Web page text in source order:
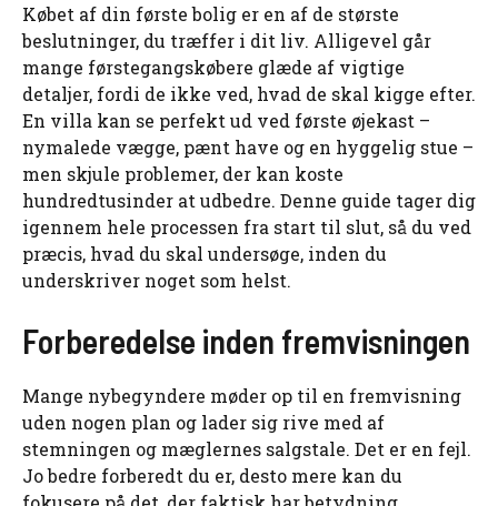
Købet af din første bolig er en af de største
beslutninger, du træffer i dit liv. Alligevel går
mange førstegangskøbere glæde af vigtige
detaljer, fordi de ikke ved, hvad de skal kigge efter.
En villa kan se perfekt ud ved første øjekast –
nymalede vægge, pænt have og en hyggelig stue –
men skjule problemer, der kan koste
hundredtusinder at udbedre. Denne guide tager dig
igennem hele processen fra start til slut, så du ved
præcis, hvad du skal undersøge, inden du
underskriver noget som helst.
Forberedelse inden fremvisningen
Mange nybegyndere møder op til en fremvisning
uden nogen plan og lader sig rive med af
stemningen og mæglernes salgstale. Det er en fejl.
Jo bedre forberedt du er, desto mere kan du